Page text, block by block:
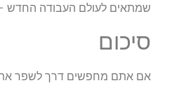
שמתאים לעולם העבודה החדש –
סיכום
אם אתם מחפשים דרך לשפר את